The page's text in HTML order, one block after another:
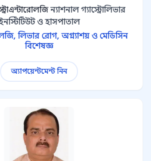
ন্যাশনাল গ্যাস্ট্রোলিভার
ও হাসপাতাল
লিভার রোগ, অগ্ন্যাশয় ও মেডিসিন
বিশেষজ্ঞ
অ্যাপয়েন্টমেন্ট নিন